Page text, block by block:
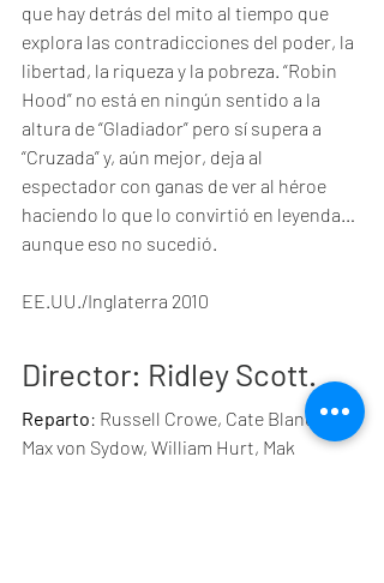
que hay detrás del mito al tiempo que
explora las contradicciones del poder, la
libertad, la riqueza y la pobreza. “Robin
Hood” no está en ningún sentido a la
altura de “Gladiador” pero sí supera a
“Cruzada” y, aún mejor, deja al
espectador con ganas de ver al héroe
haciendo lo que lo convirtió en leyenda…
aunque eso no sucedió.
EE.UU./Inglaterra 2010
Director: Ridley Scott.
Reparto: Russell Crowe, Cate Blanchet,
Max von Sydow, William Hurt, Mak